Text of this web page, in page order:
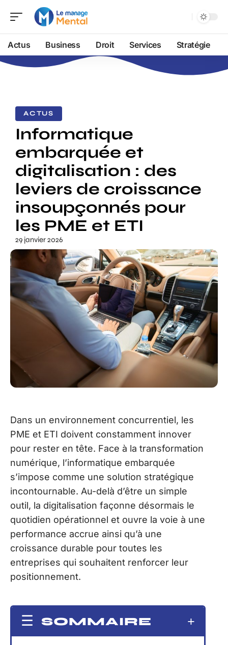
Actus Business Droit Services Stratégie
ACTUS
Informatique
embarquée et
digitalisation : des
leviers de croissance
insoupçonnés pour
les PME et ETI
29 janvier 2026
Dans un environnement concurrentiel, les
PME et ETI doivent constamment innover
pour rester en tête. Face à la transformation
numérique, l’informatique embarquée
s’impose comme une solution stratégique
incontournable. Au-delà d’être un simple
outil, la digitalisation façonne désormais le
quotidien opérationnel et ouvre la voie à une
performance accrue ainsi qu’à une
croissance durable pour toutes les
entreprises qui souhaitent renforcer leur
positionnement.
SOMMAIRE